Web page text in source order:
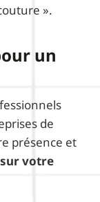
».
un
de
présence et
votre